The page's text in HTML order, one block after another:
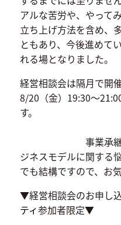
アルな苦労や、やって
立ち上げ方法を含め、
ともあり、今後進めて
れる場となりました。
経営相談会は隔月で開
8/20（金）19:30～
事業承継に関
ジネスモデルに関する
でも結構ですので、お
▼経営相談会のお申し
ティ参加者限定▼